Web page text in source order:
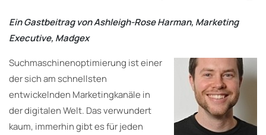
Ein Gastbeitrag von Ashleigh-Rose Harman, Marketing
Executive, Madgex
Suchmaschinenoptimierung ist einer
der sich am schnellsten
entwickelnden Marketingkanäle in
der digitalen Welt. Das verwundert
kaum, immerhin gibt es für jeden